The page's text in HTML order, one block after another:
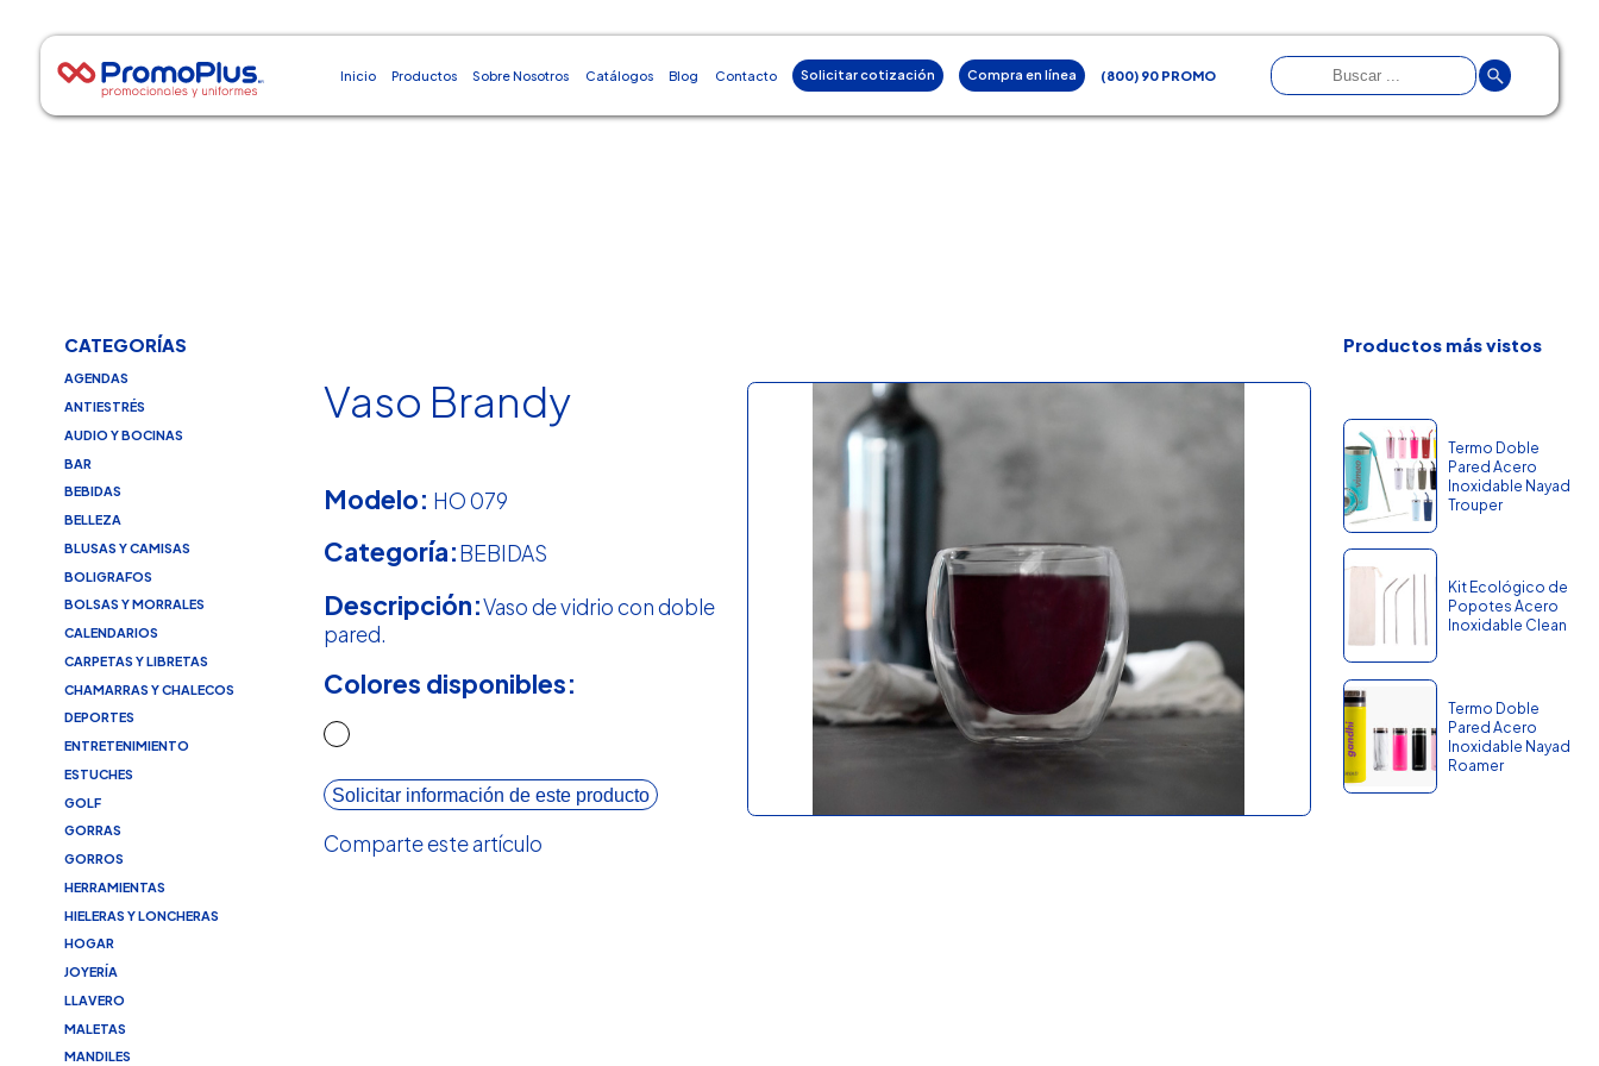
Inicio Productos Sobre Nosotros Catálogos Blog Contacto Solicitar cotización Compra en línea (800) 90 PROMO
CATEGORÍAS
AGENDAS
ANTIESTRÉS
AUDIO Y BOCINAS
BAR
BEBIDAS
BELLEZA
BLUSAS Y CAMISAS
BOLIGRAFOS
BOLSAS Y MORRALES
CALENDARIOS
CARPETAS Y LIBRETAS
CHAMARRAS Y CHALECOS
DEPORTES
ENTRETENIMIENTO
ESTUCHES
GOLF
GORRAS
GORROS
HERRAMIENTAS
HIELERAS Y LONCHERAS
HOGAR
JOYERÍA
LLAVERO
MALETAS
MANDILES
Vaso Brandy
Modelo: HO 079
Categoría:BEBIDAS
Descripción:Vaso de vidrio con doble
pared.
Colores disponibles:
Solicitar información de este producto
Comparte este artículo
Productos más vistos
Termo Doble
Pared Acero
Inoxidable Nayad
Trouper
Kit Ecológico de
Popotes Acero
Inoxidable Clean
Termo Doble
Pared Acero
Inoxidable Nayad
Roamer